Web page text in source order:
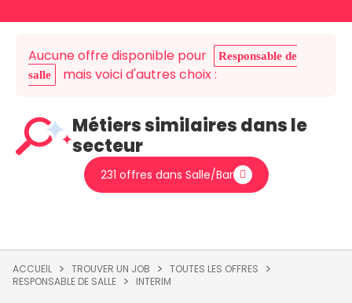
Aucune offre disponible pour
Responsable de
salle
mais voici d'autres choix :
Métiers similaires dans le
secteur
231 offres dans Salle/Bar
ACCUEIL TROUVER UN JOB
TOUTES LES OFFRES
RESPONSABLE DE SALLE
INTERIM